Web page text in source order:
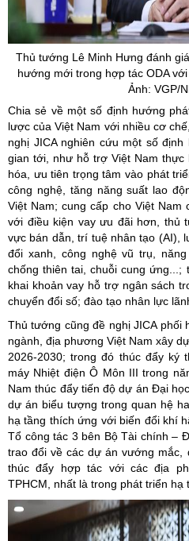
Thủ tướng Lê Minh Hưng đánh
hướng mới trong hợp tác ODA
Ảnh: VGP/
Chia sẻ về một số định hướng
lược của Việt Nam với nhiều cơ
nghị JICA nghiên cứu một số
gian tới, như hỗ trợ Việt Nam thực
hóa, ưu tiên trọng tâm vào phát
công nghệ, tăng năng suất lao
Việt Nam; cung cấp cho Việt Nam
với điều kiện vay ưu đãi hơn, thủ
vực bán dẫn, trí tuệ nhân tạo (AI),
đổi xanh, công nghệ vũ trụ,
chống thiên tai, chuỗi cung ứng...;
khai khoản vay hỗ trợ ngân sách
chuyển đổi số; đào tạo nhân lực
Thủ tướng cũng đề nghị JICA phối
ngành, địa phương Việt Nam xây
2026-2030; trong đó thúc đẩy ký
máy Nhiệt điện Ô Môn III trong
Nam thúc đẩy tiến độ dự án Đại
dự án biểu tượng trong quan hệ
hạ tầng thích ứng với biến đổi khí
Tổ công tác 3 bên Bộ Tài chính –
trao đổi về các dự án vướng
thúc đẩy hợp tác với các địa
TPHCM, nhất là trong phát triển hạ